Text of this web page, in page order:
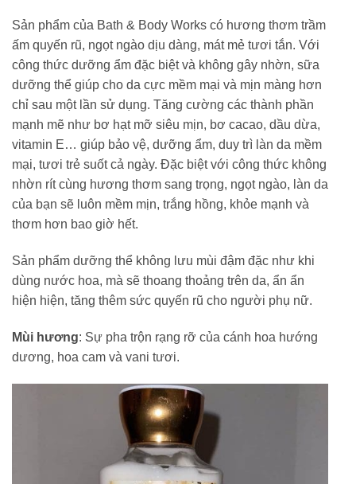
Sản phẩm của Bath & Body Works có hương thơm trầm
ấm quyến rũ, ngọt ngào dịu dàng, mát mẻ tươi tắn. Với
công thức dưỡng ẩm đặc biệt và không gây nhờn, sữa
dưỡng thể giúp cho da cực mềm mại và mịn màng hơn
chỉ sau một lần sử dụng. Tăng cường các thành phần
mạnh mẽ như bơ hạt mỡ siêu mịn, bơ cacao, dầu dừa,
vitamin E… giúp bảo vệ, dưỡng ẩm, duy trì làn da mềm
mại, tươi trẻ suốt cả ngày. Đặc biệt với công thức không
nhờn rít cùng hương thơm sang trọng, ngọt ngào, làn da
của bạn sẽ luôn mềm mịn, trắng hồng, khỏe mạnh và
thơm hơn bao giờ hết.
Sản phẩm dưỡng thể không lưu mùi đậm đặc như khi
dùng nước hoa, mà sẽ thoang thoảng trên da, ẩn ẩn
hiện hiện, tăng thêm sức quyến rũ cho người phụ nữ.
Mùi hương: Sự pha trộn rạng rỡ của cánh hoa hướng
dương, hoa cam và vani tươi.